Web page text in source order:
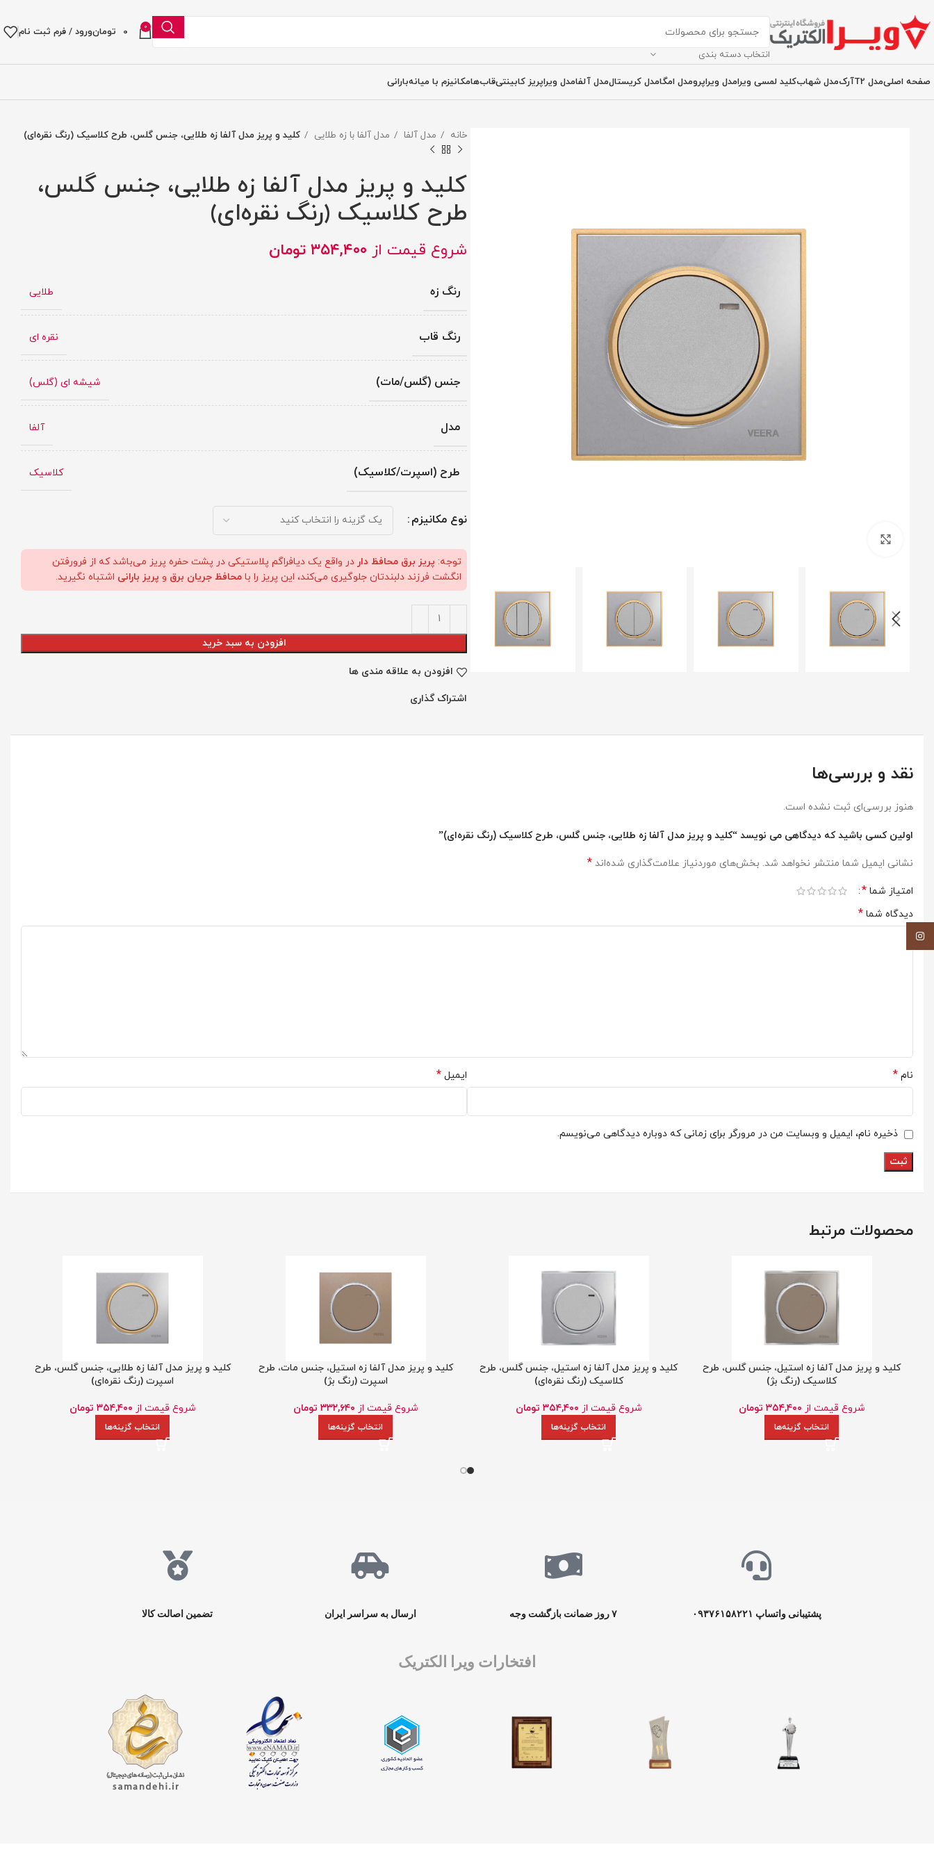
انتخاب دسته بندی
0
0 تومانورود / فرم ثبت نام
صفحه اصلیمدل T2 آرکمدل شهابکلید لمسی ویرامدل ویراپرومدل امگامدل کریستالمدل آلفامدل ویراپریز کابینتیقاب‌هامکانیزم با میانهبارانی
خانه مدل آلفا مدل آلفا با زه طلایی کلید و پریز مدل آلفا زه طلایی، جنس گلس، طرح کلاسیک (رنگ نقره‌ای)
کلید و پریز مدل آلفا زه طلایی، جنس گلس،
طرح کلاسیک (رنگ نقره‌ای)
شروع قیمت از ۳۵۴,۴۰۰ تومان
رنگ زه طلایی
رنگ قاب نقره ای
جنس (گلس/مات) شیشه ای (گلس)
مدل آلفا
طرح (اسپرت/کلاسیک) کلاسیک
نوع مکانیزم
توجه: پریز برق محافظ دار در واقع یک دیافراگم پلاستیکی در پشت حفره پریز می‌باشد که از فرورفتن
انگشت فرزند دلبندتان جلوگیری می‌کند، این پریز را با محافظ جریان برق و پریز بارانی اشتباه نگیرید.
افزودن به سبد خرید
افزودن به علاقه مندی ها
اشتراک گذاری
نقد و بررسی‌ها
هنوز بررسی‌ای ثبت نشده است.
اولین کسی باشید که دیدگاهی می نویسد “کلید و پریز مدل آلفا زه طلایی، جنس گلس، طرح کلاسیک (رنگ نقره‌ای)”
نشانی ایمیل شما منتشر نخواهد شد. بخش‌های موردنیاز علامت‌گذاری شده‌اند *
امتیاز شما *
دیدگاه شما *
نام * ایمیل *
ذخیره نام، ایمیل و وبسایت من در مرورگر برای زمانی که دوباره دیدگاهی می‌نویسم.
محصولات مرتبط
کلید و پریز مدل آلفا زه استیل، جنس گلس، طرح
کلاسیک (رنگ بژ)
شروع قیمت از ۳۵۴,۴۰۰ تومان
انتخاب گزینه‌ها
کلید و پریز مدل آلفا زه استیل، جنس گلس، طرح
کلاسیک (رنگ نقره‌ای)
شروع قیمت از ۳۵۴,۴۰۰ تومان
انتخاب گزینه‌ها
کلید و پریز مدل آلفا زه استیل، جنس مات، طرح
اسپرت (رنگ بژ)
شروع قیمت از ۳۳۲,۶۴۰ تومان
انتخاب گزینه‌ها
کلید و پریز مدل آلفا زه طلایی، جنس گلس، طرح
اسپرت (رنگ نقره‌ای)
شروع قیمت از ۳۵۴,۴۰۰ تومان
انتخاب گزینه‌ها
پشتیبانی واتساپ ۰۹۳۷۶۱۵۸۲۲۱ ۷ روز ضمانت بازگشت وجه ارسال به سراسر ایران تضمین اصالت کالا
افتخارات ویرا الکتریک